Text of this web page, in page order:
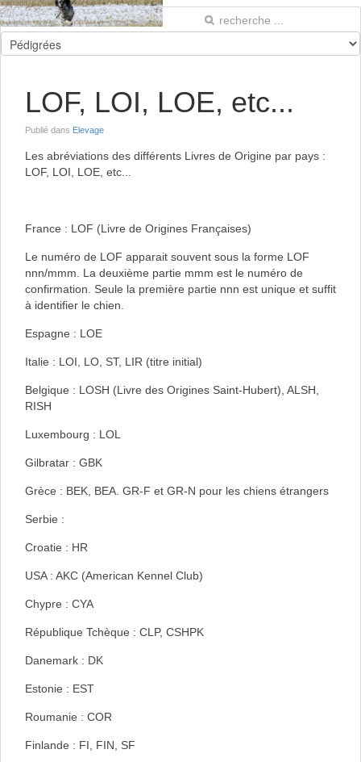
LOF, LOI, LOE, etc...
Publié dans Elevage
Les abréviations des différents Livres de Origine par pays :
LOF, LOI, LOE, etc...
France : LOF (Livre de Origines Françaises)
Le numéro de LOF apparait souvent sous la forme LOF
nnn/mmm. La deuxième partie mmm est le numéro de
confirmation. Seule la première partie nnn est unique et suffit
à identifier le chien.
Espagne : LOE
Italie : LOI, LO, ST, LIR (titre initial)
Belgique : LOSH (Livre des Origines Saint-Hubert), ALSH,
RISH
Luxembourg : LOL
Gilbratar : GBK
Grèce : BEK, BEA. GR-F et GR-N pour les chiens étrangers
Serbie :
Croatie : HR
USA : AKC (American Kennel Club)
Chypre : CYA
République Tchèque : CLP, CSHPK
Danemark : DK
Estonie : EST
Roumanie : COR
Finlande : FI, FIN, SF